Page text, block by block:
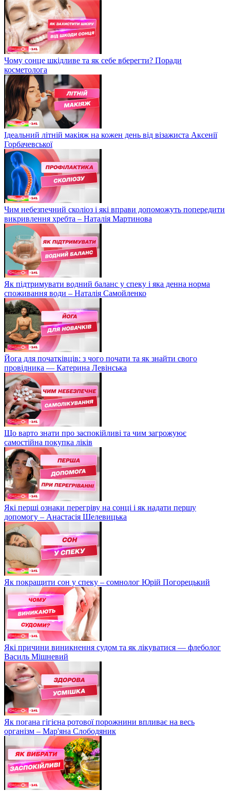
Чому сонце шкідливе та як себе вберегти? Поради
косметолога
Ідеальний літній макіяж на кожен день від візажиста Аксенії
Горбачевської
Чим небезпечний сколіоз і які вправи допоможуть попередити
викривлення хребта – Наталія Мартинова
Як підтримувати водний баланс у спеку і яка денна норма
споживання води – Наталія Самойленко
Йога для початківців: з чого почати та як знайти свого
провідника — Катерина Левінська
Що варто знати про заспокійливі та чим загрожуює
самостійна покупка ліків
Які перші ознаки перегріву на сонці і як надати першу
допомогу – Анастасія Шелевицька
Як покращити сон у спеку – сомнолог Юрій Погорецький
Які причини виникнення судом та як лікуватися — флеболог
Василь Мішневий
Як погана гігієна ротової порожнини впливає на весь
організм – Мар'яна Слободяник